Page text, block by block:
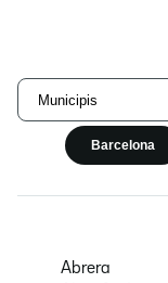
Municipis
Barcelona
Abrera